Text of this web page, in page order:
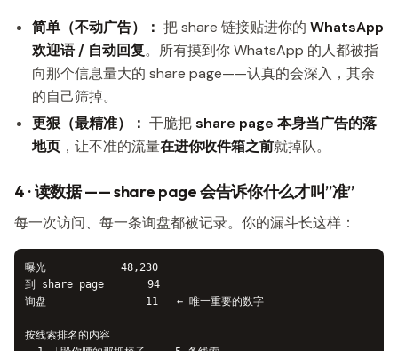
简单（不动广告）： 把 share 链接贴进你的 WhatsApp
欢迎语 / 自动回复。所有摸到你 WhatsApp 的人都被指
向那个信息量大的 share page——认真的会深入，其余
的自己筛掉。
更狠（最精准）： 干脆把share page 本身当广告的落
地页 ，让不准的流量在进你收件箱之前就掉队。
4 · 读数据 —— share page 会告诉你什么才叫”准”
每一次访问、每一条询盘都被记录。你的漏斗长这样：
曝光            48,230
到 share page       94
询盘                11   ← 唯一重要的数字
按线索排名的内容